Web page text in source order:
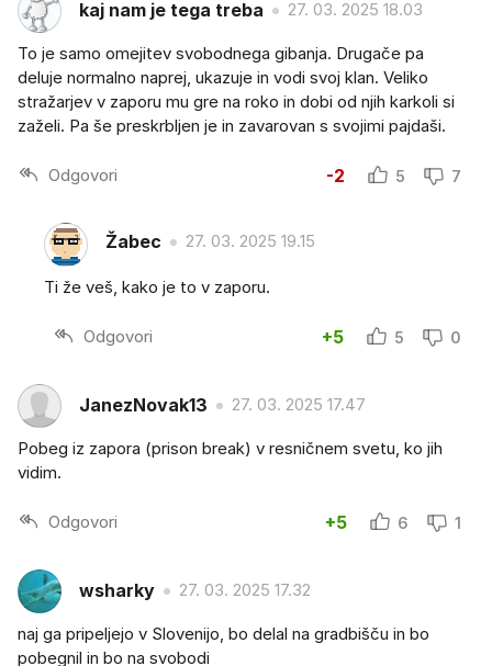
kaj nam je tega treba 27. 03. 2025 18.03
To je samo omejitev svobodnega gibanja. Drugače pa
deluje normalno naprej, ukazuje in vodi svoj klan. Veliko
stražarjev v zaporu mu gre na roko in dobi od njih karkoli si
zaželi. Pa še preskrbljen je in zavarovan s svojimi pajdaši.
Odgovori -2 5 7
Žabec 27. 03. 2025 19.15
Ti že veš, kako je to v zaporu.
Odgovori +5 5 0
JanezNovak13 27. 03. 2025 17.47
Pobeg iz zapora (prison break) v resničnem svetu, ko jih
vidim.
Odgovori +5 6 1
wsharky 27. 03. 2025 17.32
naj ga pripeljejo v Slovenijo, bo delal na gradbišču in bo
pobegnil in bo na svobodi